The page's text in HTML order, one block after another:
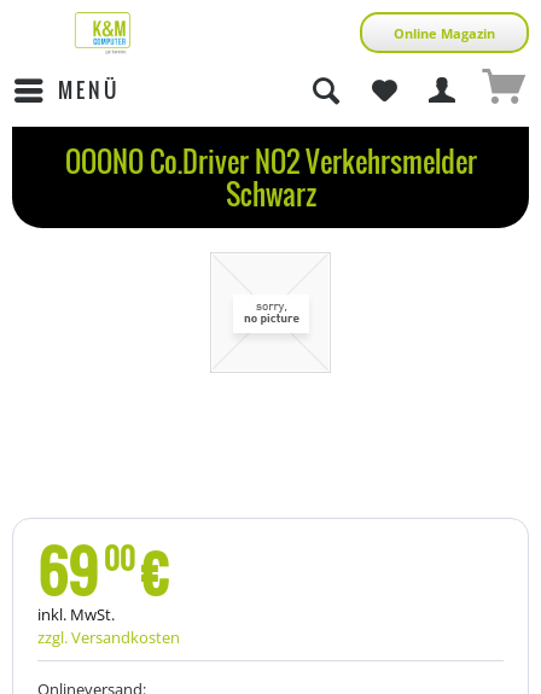
Online Magazin
MENÜ
OOONO Co.Driver NO2 Verkehrsmelder
Schwarz
6900€
inkl. MwSt.
zzgl. Versandkosten
Onlineversand: